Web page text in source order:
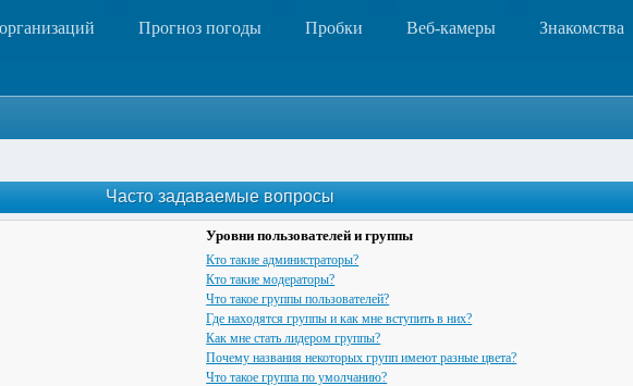
Прогноз погоды Пробки Веб-камеры Знакомства
Часто задаваемые вопросы
Уровни пользователей и группы
Кто такие администраторы?
Кто такие модераторы?
Что такое группы пользователей?
Где находятся группы и как мне вступить в них?
Как мне стать лидером группы?
Почему названия некоторых групп имеют разные цвета?
Что такое группа по умолчанию?